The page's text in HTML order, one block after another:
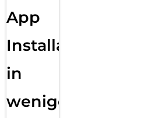
App
Installation
in
wenigen